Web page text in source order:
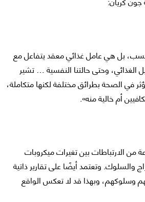
بل هي عامل غذائي معقد يتفاعل مع
الغذائي، وحتى حالتنا النفسية … تشير
في الصحة بطرائق مختلفة لكنها متكاملة،
أم خالية منه».
من الارتباطات بين تغيرات ميكروبات
والسلوك. وتعتمد أيضًا على تقارير ذاتية
وسلوكهم، وبهذا قد لا تعكس الواقع